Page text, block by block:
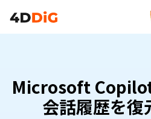
る方法
Microsoft
会話履歴を復